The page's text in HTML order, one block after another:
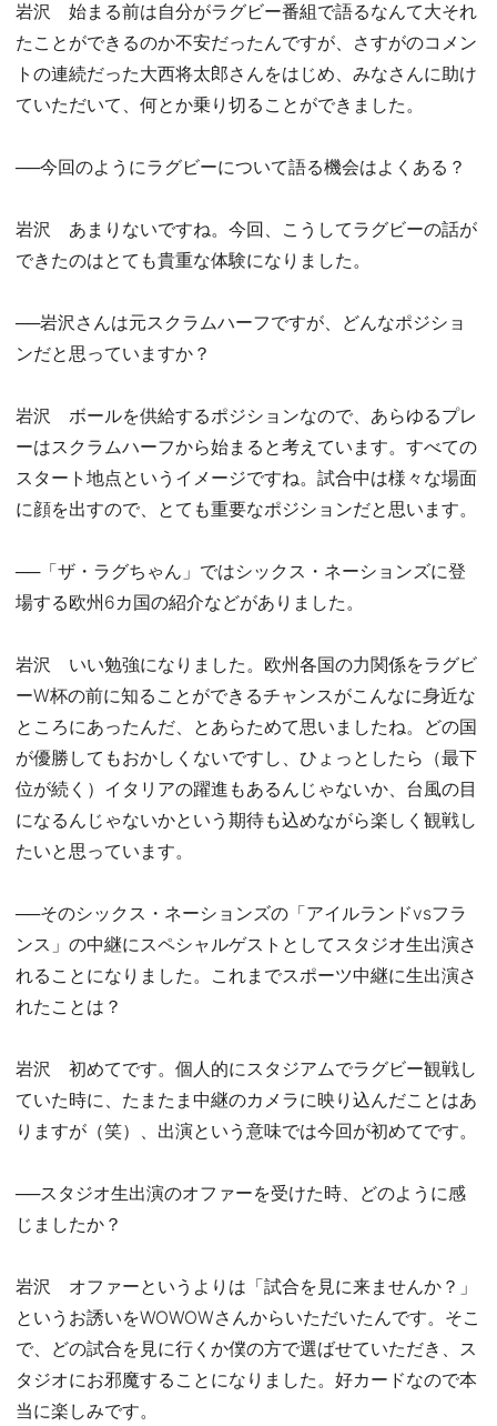
岩沢 始まる前は自分がラグビー番組で語るなんて大それ
たことができるのか不安だったんですが、さすがのコメン
トの連続だった大西将太郎さんをはじめ、みなさんに助け
ていただいて、何とか乗り切ることができました。
──今回のようにラグビーについて語る機会はよくある？
岩沢 あまりないですね。今回、こうしてラグビーの話が
できたのはとても貴重な体験になりました。
──岩沢さんは元スクラムハーフですが、どんなポジショ
ンだと思っていますか？
岩沢 ボールを供給するポジションなので、あらゆるプレ
ーはスクラムハーフから始まると考えています。すべての
スタート地点というイメージですね。試合中は様々な場面
に顔を出すので、とても重要なポジションだと思います。
──「ザ・ラグちゃん」ではシックス・ネーションズに登
場する欧州6カ国の紹介などがありました。
岩沢 いい勉強になりました。欧州各国の力関係をラグビ
ーW杯の前に知ることができるチャンスがこんなに身近な
ところにあったんだ、とあらためて思いましたね。どの国
が優勝してもおかしくないですし、ひょっとしたら（最下
位が続く）イタリアの躍進もあるんじゃないか、台風の目
になるんじゃないかという期待も込めながら楽しく観戦し
たいと思っています。
──そのシックス・ネーションズの「アイルランドvsフラ
ンス」の中継にスペシャルゲストとしてスタジオ生出演さ
れることになりました。これまでスポーツ中継に生出演さ
れたことは？
岩沢 初めてです。個人的にスタジアムでラグビー観戦し
ていた時に、たまたま中継のカメラに映り込んだことはあ
りますが（笑）、出演という意味では今回が初めてです。
──スタジオ生出演のオファーを受けた時、どのように感
じましたか？
岩沢 オファーというよりは「試合を見に来ませんか？」
というお誘いをWOWOWさんからいただいたんです。そこ
で、どの試合を見に行くか僕の方で選ばせていただき、ス
タジオにお邪魔することになりました。好カードなので本
当に楽しみです。